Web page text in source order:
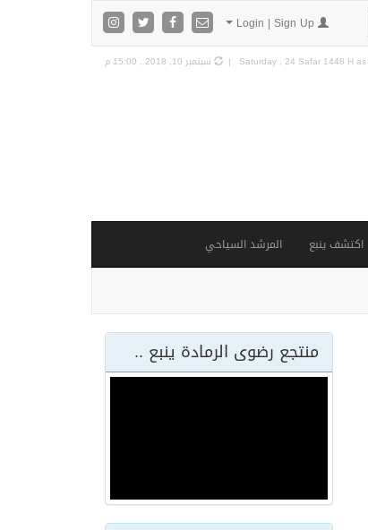
Saturday , 24 Safar 1448 H as سبتمبر 10, 2018 , 15:00 م
اكتشف ينبع المرشد السياحي
منتجع رضوى الرمادة ينبع ..